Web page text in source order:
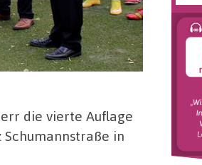
die vierte Auflage
in